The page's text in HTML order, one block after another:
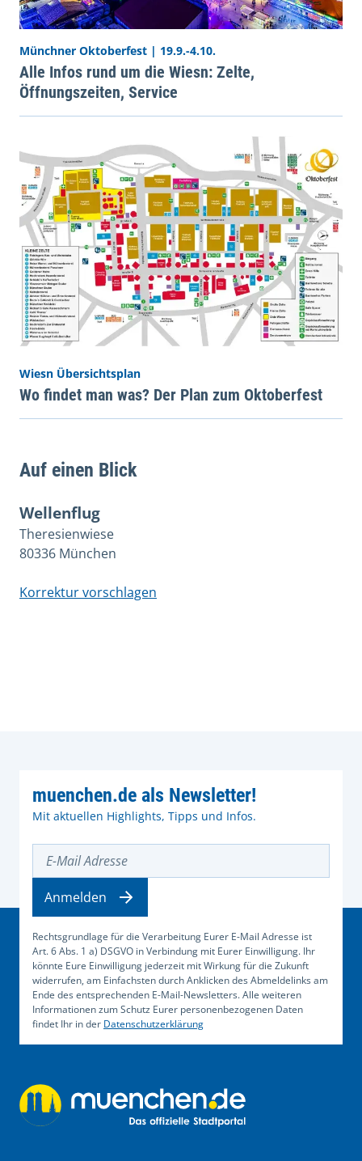
Münchner Oktoberfest | 19.9.-4.10.
Alle Infos rund um die Wiesn: Zelte,
Öffnungszeiten, Service
Wiesn Übersichtsplan
Wo findet man was? Der Plan zum Oktoberfest
Auf einen Blick
Wellenflug
Theresienwiese
80336 München
Korrektur vorschlagen
muenchen.de als Newsletter!
Mit aktuellen Highlights, Tipps und Infos.
Rechtsgrundlage für die Verarbeitung Eurer E-Mail Adresse ist
Art. 6 Abs. 1 a) DSGVO in Verbindung mit Eurer Einwilligung. Ihr
könnte Eure Einwilligung jederzeit mit Wirkung für die Zukunft
widerrufen, am Einfachsten durch Anklicken des Abmeldelinks am
Ende des entsprechenden E-Mail-Newsletters. Alle weiteren
Informationen zum Schutz Eurer personenbezogenen Daten
findet Ihr in der Datenschutzerklärung
Anmelden